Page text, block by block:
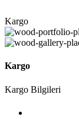
Kargo
Kargo
Kargo Bilgileri